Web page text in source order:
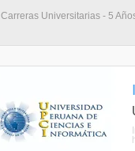
Carreras Universitarias - 5